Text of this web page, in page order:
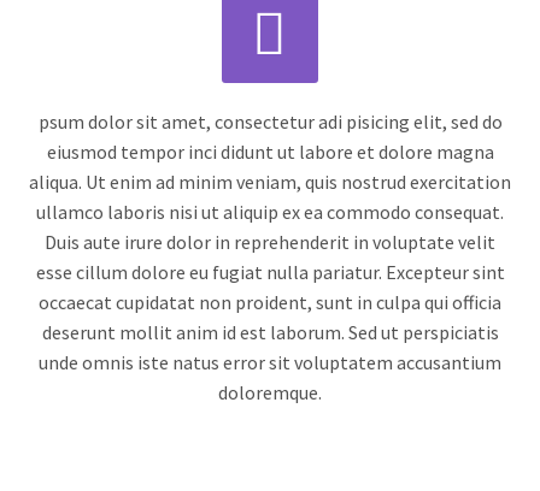


psum dolor sit amet, consectetur adi pisicing elit, sed do
eiusmod tempor inci didunt ut labore et dolore magna
aliqua. Ut enim ad minim veniam, quis nostrud exercitation
ullamco laboris nisi ut aliquip ex ea commodo consequat.
Duis aute irure dolor in reprehenderit in voluptate velit
esse cillum dolore eu fugiat nulla pariatur. Excepteur sint
occaecat cupidatat non proident, sunt in culpa qui officia
deserunt mollit anim id est laborum. Sed ut perspiciatis
unde omnis iste natus error sit voluptatem accusantium
doloremque.